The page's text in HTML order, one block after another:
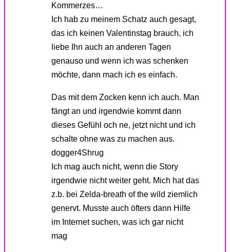
Kommerzes…
Ich hab zu meinem Schatz auch gesagt,
das ich keinen Valentinstag brauch, ich
liebe Ihn auch an anderen Tagen
genauso und wenn ich was schenken
möchte, dann mach ich es einfach.
Das mit dem Zocken kenn ich auch. Man
fängt an und irgendwie kommt dann
dieses Gefühl och ne, jetzt nicht und ich
schalte ohne was zu machen aus.
dogger4Shrug
Ich mag auch nicht, wenn die Story
irgendwie nicht weiter geht. Mich hat das
z.b. bei Zelda-breath of the wild ziemlich
genervt. Musste auch öfters dann Hilfe
im Internet suchen, was ich gar nicht
mag